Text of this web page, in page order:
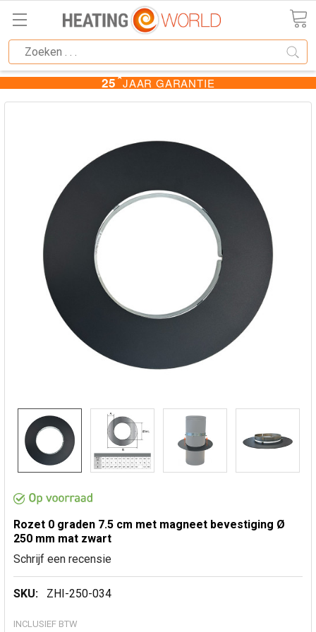
25★JAAR GARANTIE
Rozet 0 graden 7.5 cm met magneet bevestiging Ø
250 mm mat zwart
Schrijf een recensie
SKU: ZHI-250-034
INCLUSIEF BTW